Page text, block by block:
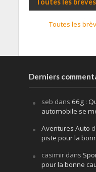
Toutes les
Derniers
seb dans 66g :
automobile se
Aventures Auto
piste pour la
casimirdans
pour la bonne